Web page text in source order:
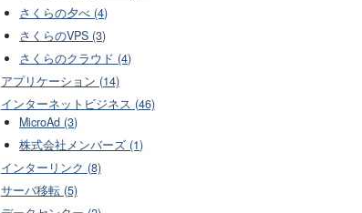
さくらの夕べ (4)
さくらのVPS (3)
さくらのクラウド (4)
アプリケーション (14)
インターネットビジネス (46)
MicroAd (3)
株式会社メンバーズ (1)
インターリンク (8)
サーバ移転 (5)